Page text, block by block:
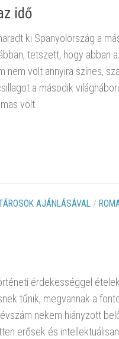
idő
ki Spanyolország a
tetszett, hogy abban
volt annyira színes,
a második
volt.
AJÁNLÁSÁVAL /
érdekességgel
tűnik, megvannak a
nekem hiányzott
erősek és